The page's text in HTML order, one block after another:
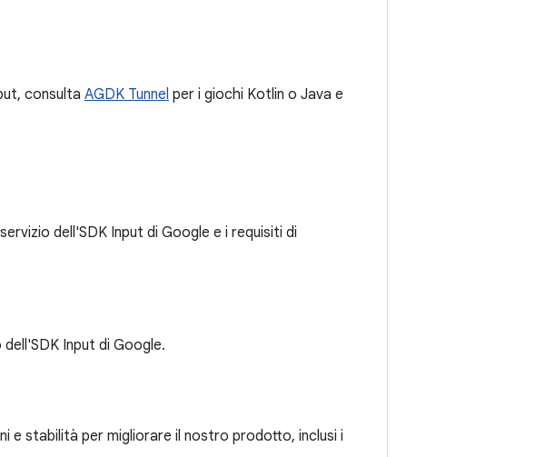
consulta AGDK Tunnel per i giochi Kotlin o Java e
dell'SDK Input di Google e i requisiti di
Input di Google.
e stabilità per migliorare il nostro prodotto, inclusi i